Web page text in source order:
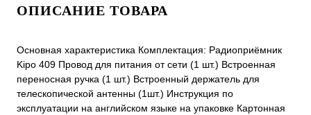
ОПИСАНИЕ ТОВАРА
Основная характеристика Комплектация: Радиоприёмник
Kipo 409 Провод для питания от сети (1 шт.) Встроенная
переносная ручка (1 шт.) Встроенный держатель для
телескопической антенны (1шт.) Инструкция по
эксплуатации на английском языке на упаковке Картонная